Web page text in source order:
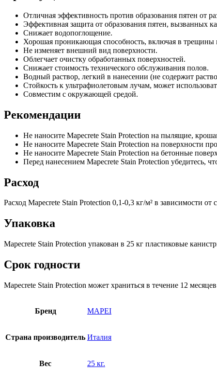
Отличная эффективность против образования пятен от
Эффективная защита от образования пятен, вызванных
Снижает водопоглощение.
Хорошая проникающая способность, включая в трещины
Не изменяет внешний вид поверхности.
Облегчает очистку обработанных поверхностей.
Снижает стоимость технического обслуживания полов.
Водный раствор, легкий в нанесении (не содержит
Стойкость к ультрафиолетовым лучам, может
Совместим с окружающей средой.
Рекомендации
Не наносите Mapecrete Stain Protection на пылящие,
Не наносите Mapecrete Stain Protection на поверхности
Не наносите Mapecrete Stain Protection на бетонные
Перед нанесением Mapecrete Stain Protection убедитесь,
Расход
Расход Mapecrete Stain Protection 0,1-0,3 кг/м² в зависимости от
Упаковка
Mapecrete Stain Protection упакован в 25 кг пластиковые
Срок годности
Mapecrete Stain Protection может храниться в течение 12
Бренд MAPEI
Страна производитель Италия
Вес 25 кг.